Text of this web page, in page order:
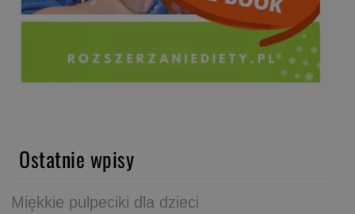
Ostatnie wpisy
Miękkie pulpeciki dla dzieci